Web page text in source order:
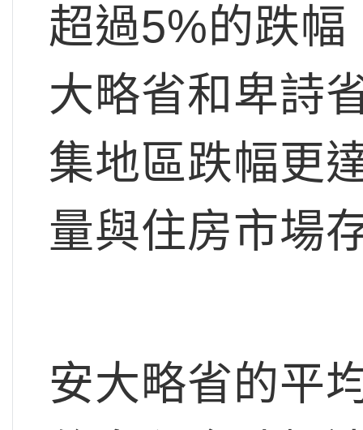
超過5%的跌
大略省和卑詩
集地區跌幅更
量與住房市場
安大略省的平